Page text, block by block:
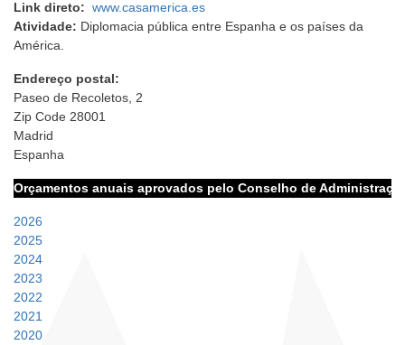
Link direto: www.casamerica.es
Atividade: Diplomacia pública entre Espanha e os países da
América.
Endereço postal:
Paseo de Recoletos, 2
Zip Code 28001
Madrid
Espanha
Orçamentos anuais aprovados pelo Conselho de
2026
2025
2024
2023
2022
2021
2020